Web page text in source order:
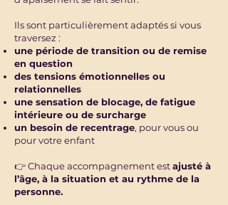
Ils sont particulièrement adaptés si vous
traversez :
une période de transition ou de remise
en question
des tensions émotionnelles ou
relationnelles
une sensation de blocage, de fatigue
intérieure ou de surcharge
un besoin de recentrage, pour vous ou
pour votre enfant
👉 Chaque accompagnement estajusté à
l’âge, à la situation et au rythme de la
personne.